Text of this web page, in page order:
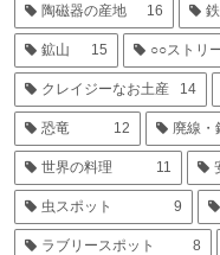
陶磁器の産地 16
鉱山 15 ○○ストリ
クレイジーなお土産 14
恐竜 12 廃線・
世界の料理 11
虫スポット 9
ラブリースポット 8